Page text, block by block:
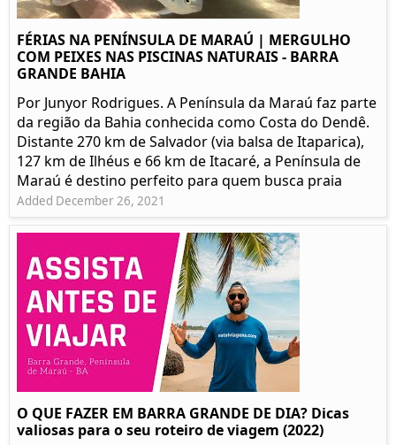
FÉRIAS NA PENÍNSULA DE MARAÚ | MERGULHO
COM PEIXES NAS PISCINAS NATURAIS - BARRA
GRANDE BAHIA
Por Junyor Rodrigues. A Península da Maraú faz parte
da região da Bahia conhecida como Costa do Dendê.
Distante 270 km de Salvador (via balsa de Itaparica),
127 km de Ilhéus e 66 km de Itacaré, a Península de
Maraú é destino perfeito para quem busca praia
Added December 26, 2021
O QUE FAZER EM BARRA GRANDE DE DIA? Dicas
valiosas para o seu roteiro de viagem (2022)